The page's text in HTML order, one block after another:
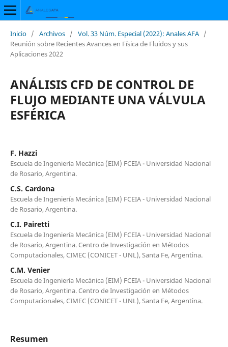
Inicio / Archivos / Vol. 33 Núm. Especial (2022): Anales AFA /
Reunión sobre Recientes Avances en Física de Fluidos y sus
Aplicaciones 2022
ANÁLISIS CFD DE CONTROL DE
FLUJO MEDIANTE UNA VÁLVULA
ESFÉRICA
F. Hazzi
Escuela de Ingeniería Mecánica (EIM) FCEIA - Universidad Nacional
de Rosario, Argentina.
C.S. Cardona
Escuela de Ingeniería Mecánica (EIM) FCEIA - Universidad Nacional
de Rosario, Argentina.
C.I. Pairetti
Escuela de Ingeniería Mecánica (EIM) FCEIA - Universidad Nacional
de Rosario, Argentina. Centro de Investigación en Métodos
Computacionales, CIMEC (CONICET - UNL), Santa Fe, Argentina.
C.M. Venier
Escuela de Ingeniería Mecánica (EIM) FCEIA - Universidad Nacional
de Rosario, Argentina. Centro de Investigación en Métodos
Computacionales, CIMEC (CONICET - UNL), Santa Fe, Argentina.
Resumen